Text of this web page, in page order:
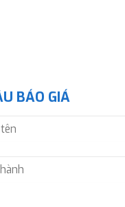
BÁO GIÁ